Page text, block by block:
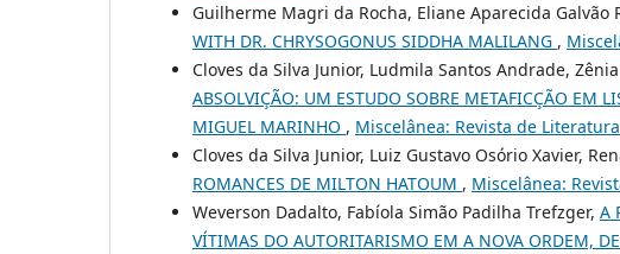
Guilherme Magri da Rocha, Eliane Aparecida Galvão
WITH DR. CHRYSOGONUS SIDDHA MALILANG ,
Cloves da Silva Junior, Ludmila Santos Andrade,
ABSOLVIÇÃO: UM ESTUDO SOBRE METAFICÇÃO EM
MIGUEL MARINHO , Miscelânea: Revista de
Cloves da Silva Junior, Luiz Gustavo Osório Xavier,
ROMANCES DE MILTON HATOUM , Miscelânea:
Weverson Dadalto, Fabíola Simão Padilha Trefzger, A
VÍTIMAS DO AUTORITARISMO EM A NOVA ORDEM,